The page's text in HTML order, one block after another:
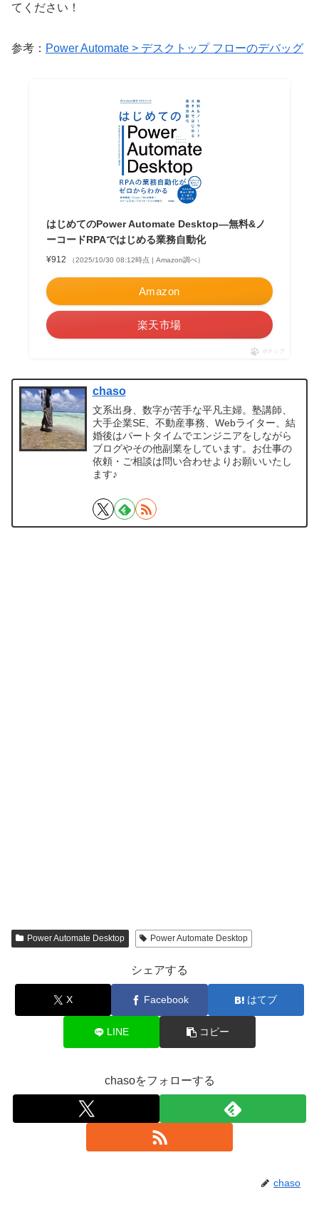
てください！
参考： Power Automate > デスクトップ フローのデバッグ
はじめてのPower Automate Desktop―無料&ノ
ーコードRPAではじめる業務自動化
¥912 （2025/10/30 08:12時点 | Amazon調べ）
Amazon
楽天市場
ポチップ
chaso
文系出身、数字が苦手な平凡主婦。塾講師、
大手企業SE、不動産事務、Webライター、結
婚後はパートタイムでエンジニアをしながら
ブログやその他副業をしています。お仕事の
依頼・ご相談は問い合わせよりお願いいたし
ます♪
Power Automate Desktop Power Automate Desktop
シェアする
X Facebook はてブ
LINE コピー
chasoをフォローする
chaso